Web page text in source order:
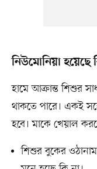
নিউমোনিয়া হয়েছে
হামে আক্রান্ত শিশুর
থাকতে পারে। একই
হবে। মাকে খেয়াল
শিশুর বুকের